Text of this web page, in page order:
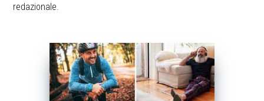
redazionale.